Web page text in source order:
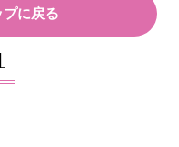
プに戻る